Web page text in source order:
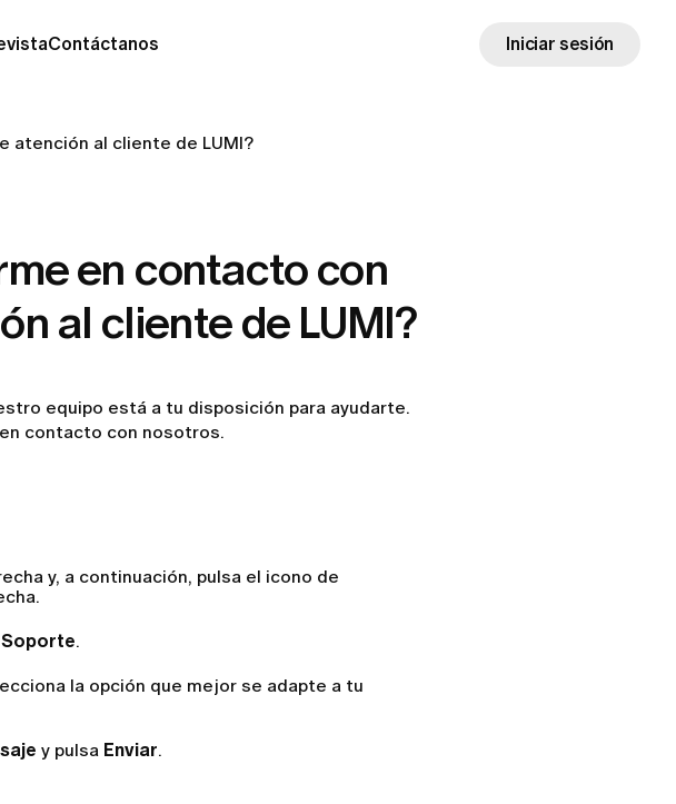
Contáctanos Iniciar sesión
atención al cliente de LUMI?
en contacto con
al cliente de LUMI?
equipo está a tu disposición para ayudarte.
contacto con nosotros.
y, a continuación, pulsa el icono de
Soporte.
la opción que mejor se adapte a tu
y pulsa Enviar.